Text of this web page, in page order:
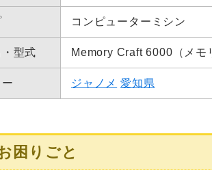
コンピューターミシン
型式 Memory Craft 6000（メモ
ジャノメ 愛知県
困りごと